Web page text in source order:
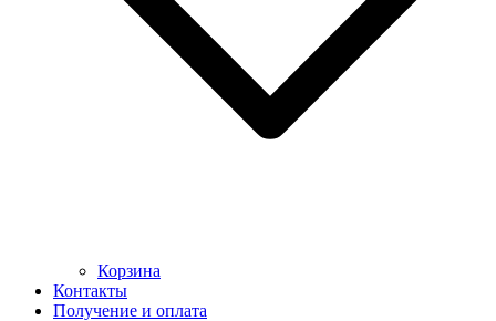
Корзина
Контакты
Получение и оплата